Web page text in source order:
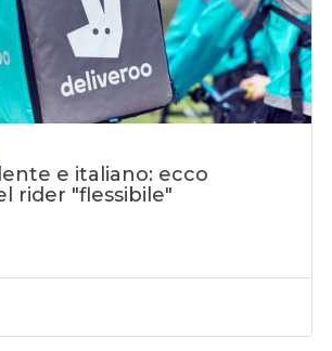
e italiano: ecco
rider "flessibile"